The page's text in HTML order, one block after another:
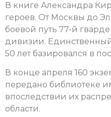
В книге Александра
героев. От Москвы до
боевой путь 77-й
дивизии.
50 лет базировался в
В конце апреля 160
передано библиотеке
впоследствии их
области.